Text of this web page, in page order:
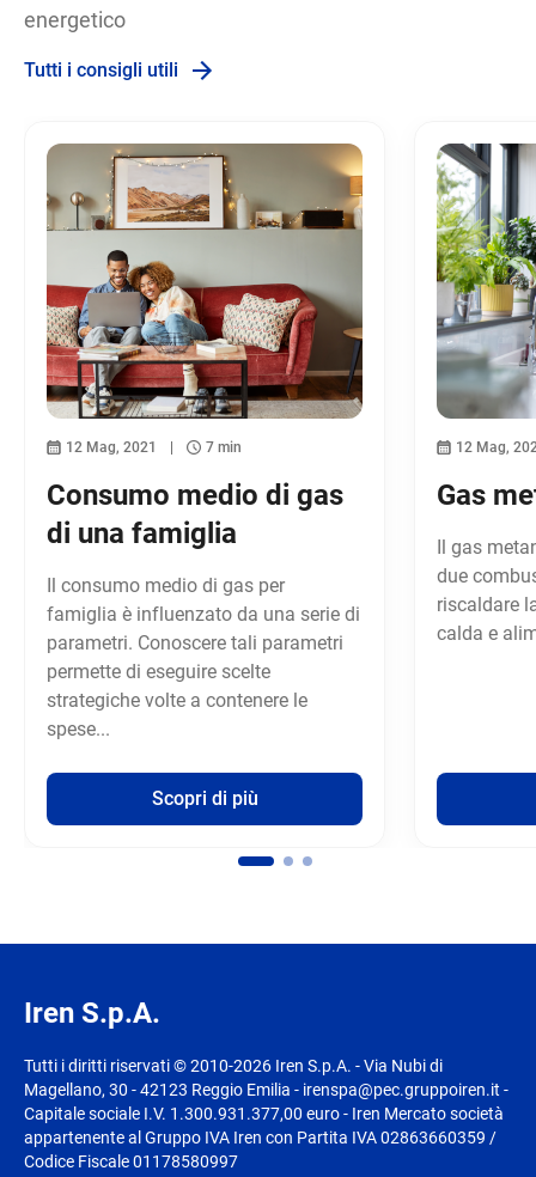
energetico
Tutti i consigli utili
12 Mag, 2021 7 min
Consumo medio di gas
di una famiglia
Il consumo medio di gas per
famiglia è influenzato da una serie di
parametri. Conoscere tali parametri
permette di eseguire scelte
strategiche volte a contenere le
spese...
Scopri di più
12 Mag,
Gas
Il gas
due
riscaldare
calda e
Iren S.p.A.
Tutti i diritti riservati © 2010-2026 Iren S.p.A. - Via Nubi di
Magellano, 30 - 42123 Reggio Emilia - irenspa@pec.gruppoiren.it -
Capitale sociale I.V. 1.300.931.377,00 euro - Iren Mercato società
appartenente al Gruppo IVA Iren con Partita IVA 02863660359 /
Codice Fiscale 01178580997